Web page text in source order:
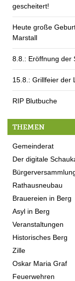
gescheitert!
Heute große
Marstall
8.8.: Eröffnung der
15.8.: Grillfeier der
RIP Blutbuche
THEMEN
Gemeinderat
Der digitale
Rathausneubau
Brauereien in Berg
Asyl in Berg
Veranstaltungen
Historisches Berg
Zille
Oskar Maria Graf
Feuerwehren